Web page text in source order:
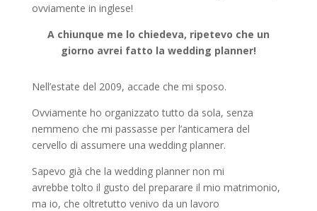
ovviamente in inglese!
A chiunque me lo chiedeva, ripetevo che un
giorno avrei fatto la wedding planner!
Nell’estate del 2009, accade che mi sposo.
Ovviamente ho organizzato tutto da sola, senza
nemmeno che mi passasse per l’anticamera del
cervello di assumere una wedding planner.
Sapevo già che la wedding planner non mi
avrebbe tolto il gusto del preparare il mio matrimonio,
ma io, che oltretutto venivo da un lavoro